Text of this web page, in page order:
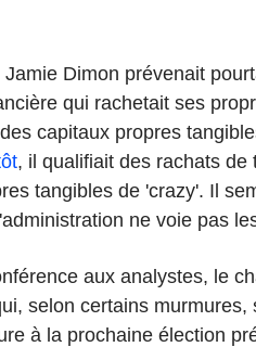
Jamie Dimon prévenait
qui rachetait ses
capitaux propres
, il qualifiait des rachats de
tangibles de 'crazy'. Il
ne voie pas
aux analystes, le
selon certains murmures,
à la prochaine élection